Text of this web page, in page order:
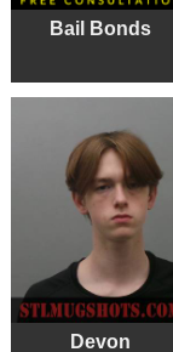
Bail Bonds
Devon